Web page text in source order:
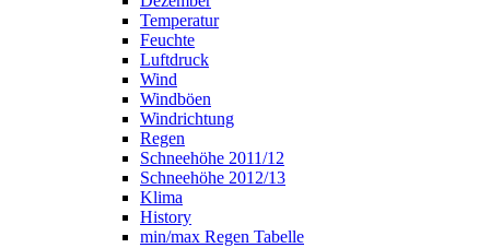
Temperatur
Feuchte
Luftdruck
Wind
Windböen
Windrichtung
Regen
Schneehöhe 2011/12
Schneehöhe 2012/13
Klima
History
min/max Regen Tabelle